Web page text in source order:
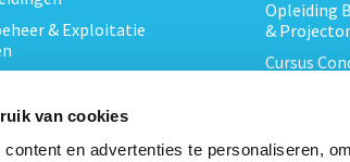
van cookies
en advertenties te personaliseren,
& Exploitatie
&
Opleiding
&
Cursus
Cursus